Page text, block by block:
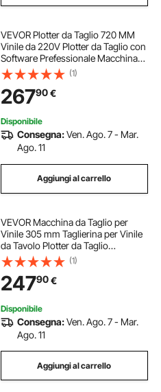
VEVOR Plotter da Taglio 720 MM
Vinile da 220V Plotter da Taglio con
Software Prefessionale Macchina
con Supporto
(1)
26790€
Disponibile
Consegna:Ven. Ago. 7 - Mar.
Ago. 11
Aggiungi al carrello
VEVOR Macchina da Taglio per
Vinile 305 mm Taglierina per Vinile
da Tavolo Plotter da Taglio
Termovinile per Biglietti
Personalizzati Decorazioni Fai-da-
te Sistema Compatibile Mac
Windows Android iOS
(1)
24790€
Disponibile
Consegna:Ven. Ago. 7 - Mar.
Ago. 11
Aggiungi al carrello